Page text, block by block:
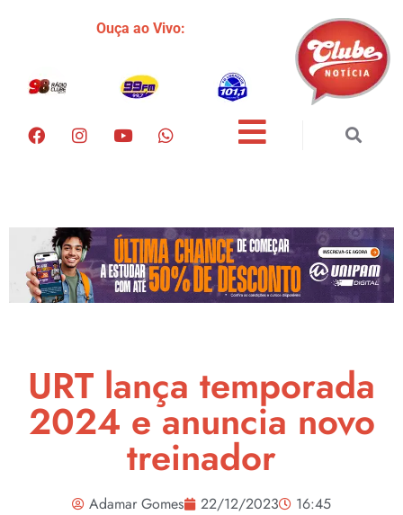
Ouça ao Vivo:
URT lança temporada
2024 e anuncia novo
treinador
Adamar Gomes 22/12/2023
16:45